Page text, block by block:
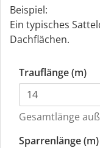
Beispiel:
Ein typisches
Dachflächen.
Trauflänge (m)
Gesamtlänge
Sparrenlänge (m)